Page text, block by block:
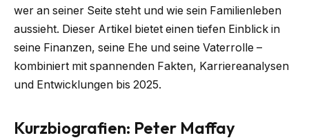
wer an seiner Seite steht und wie sein Familienleben
aussieht. Dieser Artikel bietet einen tiefen Einblick in
seine Finanzen, seine Ehe und seine Vaterrolle –
kombiniert mit spannenden Fakten, Karriereanalysen
und Entwicklungen bis 2025.
Kurzbiografien: Peter Maffay